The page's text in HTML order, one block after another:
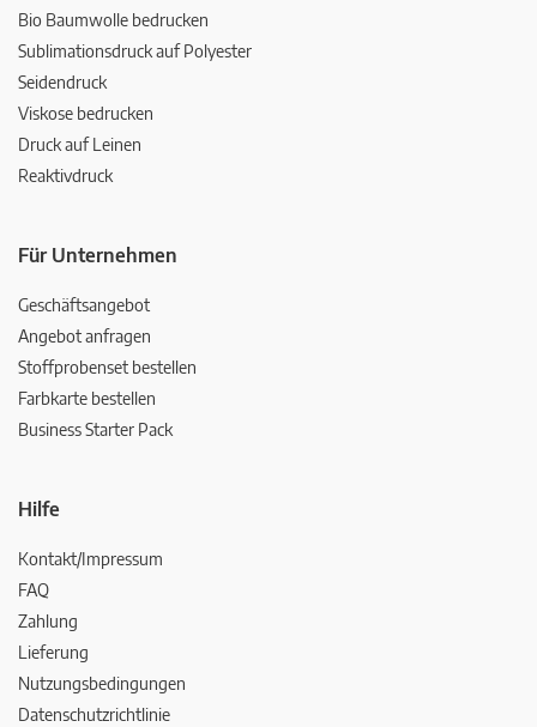
Bio Baumwolle bedrucken
Sublimationsdruck auf Polyester
Seidendruck
Viskose bedrucken
Druck auf Leinen
Reaktivdruck
Für Unternehmen
Geschäftsangebot
Angebot anfragen
Stoffprobenset bestellen
Farbkarte bestellen
Business Starter Pack
Hilfe
Kontakt/Impressum
FAQ
Zahlung
Lieferung
Nutzungsbedingungen
Datenschutzrichtlinie